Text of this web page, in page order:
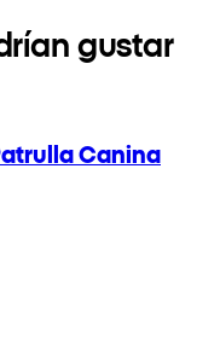
gustar
Canina